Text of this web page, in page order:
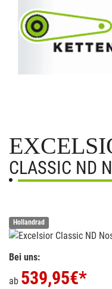
CLASSIC ND
Hollandrad
Bei uns:
ab 539,95€*